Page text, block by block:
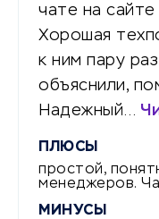
чате на
Хорошая
к ним пару
объяснили,
Надежный…
ПЛЮСЫ
простой,
менеджеров.
МИНУСЫ